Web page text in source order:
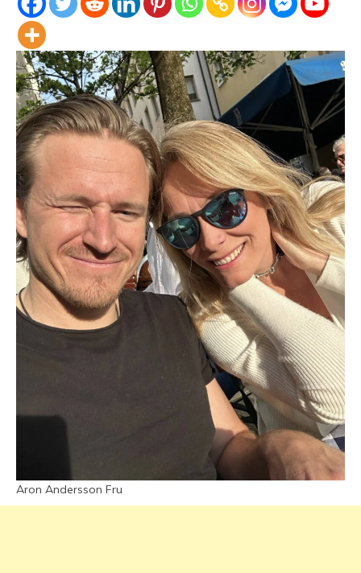
Aron Andersson Fru